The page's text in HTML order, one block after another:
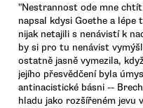
"Nestrannost ode mne
napsal kdysi Goethe a
nijak netajili s nenávistí k
by si pro tu nenávist
ostatně jasně vymezila,
jejího přesvědčení byla
antinacistické básni --
hladu jako rozšířeném jevu